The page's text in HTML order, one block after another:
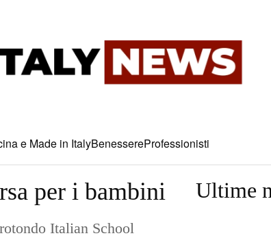
e Made in ItalyBenessereProfessionisti
per i bambini
Italian School
Ultime